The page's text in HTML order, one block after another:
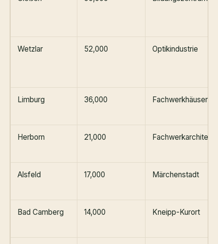
Wetzlar 52,000 Optikindustrie
Limburg 36,000 Fachwerkhäuser
Herborn 21,000
Alsfeld 17,000 Märchenstadt
Bad Camberg 14,000 Kneipp-Kurort